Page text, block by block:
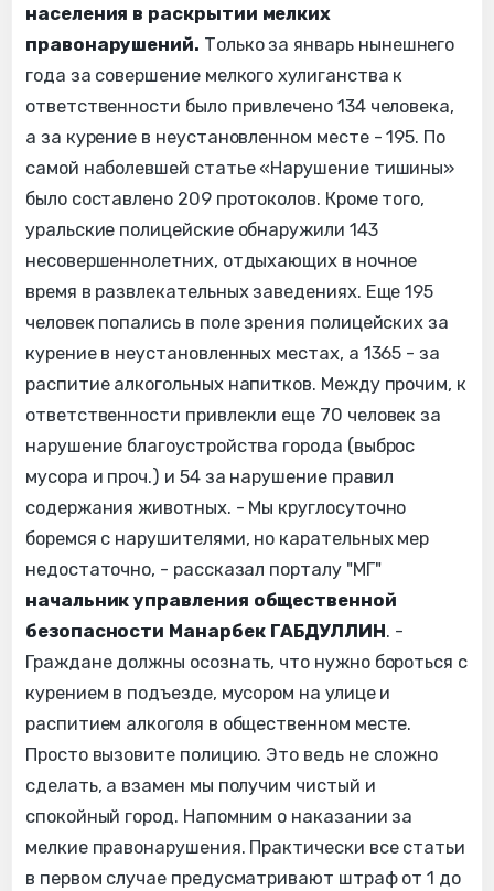
населения в раскрытии мелких
правонарушений. Только за январь нынешнего
года за совершение мелкого хулиганства к
ответственности было привлечено 134 человека,
а за курение в неустановленном месте - 195. По
самой наболевшей статье «Нарушение тишины»
было составлено 209 протоколов. Кроме того,
уральские полицейские обнаружили 143
несовершеннолетних, отдыхающих в ночное
время в развлекательных заведениях. Еще 195
человек попались в поле зрения полицейских за
курение в неустановленных местах, а 1365 - за
распитие алкогольных напитков. Между прочим, к
ответственности привлекли еще 70 человек за
нарушение благоустройства города (выброс
мусора и проч.) и 54 за нарушение правил
содержания животных. - Мы круглосуточно
боремся с нарушителями, но карательных мер
недостаточно, - рассказал порталу "МГ"
начальник управления общественной
безопасности Манарбек ГАБДУЛЛИН . -
Граждане должны осознать, что нужно бороться с
курением в подъезде, мусором на улице и
распитием алкоголя в общественном месте.
Просто вызовите полицию. Это ведь не сложно
сделать, а взамен мы получим чистый и
спокойный город. Напомним о наказании за
мелкие правонарушения. Практически все статьи
в первом случае предусматривают штраф от 1 до